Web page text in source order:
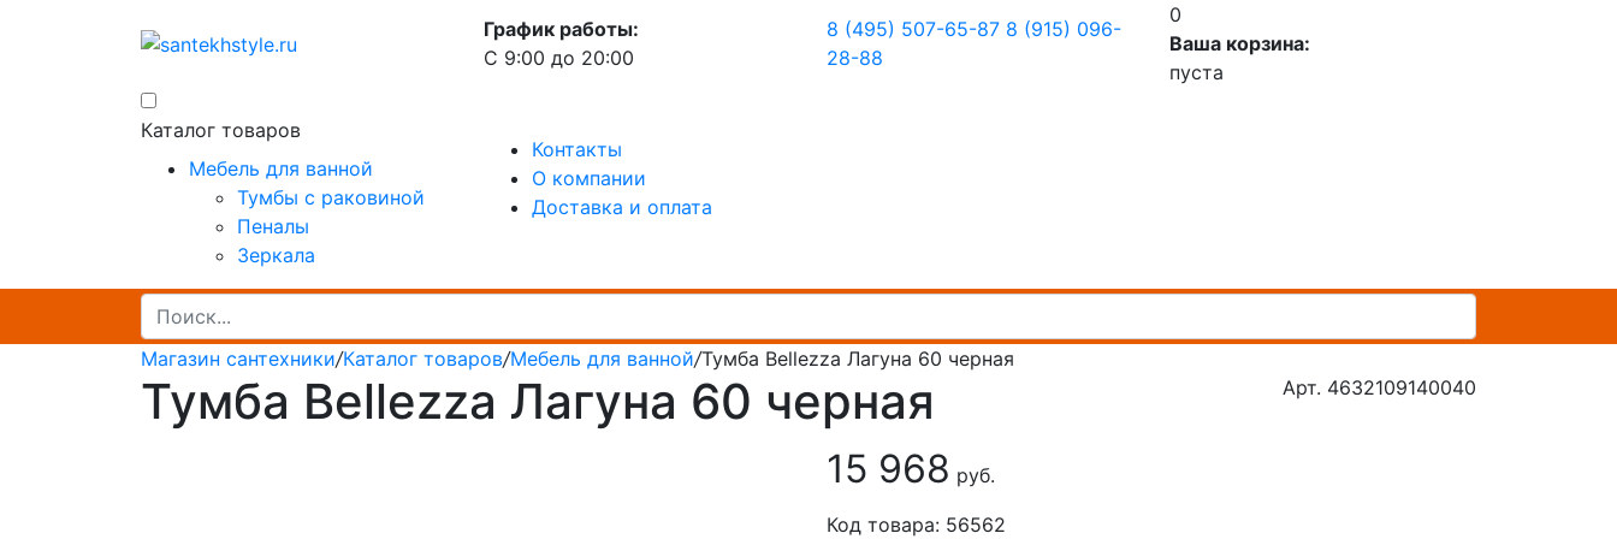
График работы:
С 9:00 до 20:00
8 (495) 507-65-87 8 (915) 096-
28-88
0
Ваша корзина:
пуста
Каталог товаров
Мебель для ванной
Тумбы с раковиной
Пеналы
Зеркала
Контакты
О компании
Доставка и оплата
Магазин сантехники/Каталог товаров/Мебель для ванной/Тумба Bellezza Лагуна 60 черная
Арт. 4632109140040
Тумба Bellezza Лагуна 60 черная
15 968 руб.
Код товара: 56562